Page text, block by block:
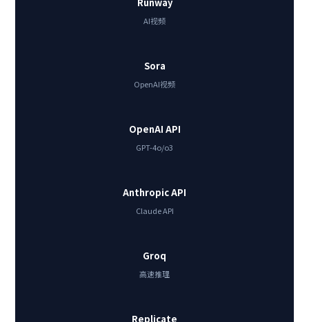
AI视频
Sora
OpenAI视频
OpenAI API
GPT-4o/o3
Anthropic API
Claude API
Groq
高速推理
Replicate